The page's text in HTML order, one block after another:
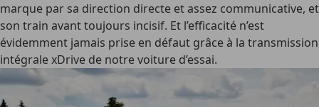
marque par sa direction directe et assez communicative, et
son train avant toujours incisif. Et l’efficacité n’est
évidemment jamais prise en défaut grâce à la transmission
intégrale xDrive de notre voiture d’essai.